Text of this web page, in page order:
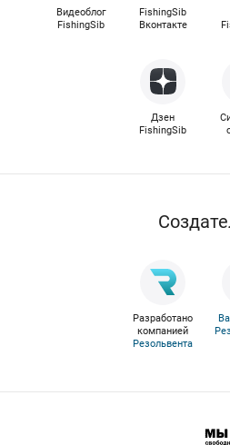
Видеоблог
FishingSib
FishingSib
Вконтакте
Дзен
FishingSib
Разработано
компанией
Резольвента